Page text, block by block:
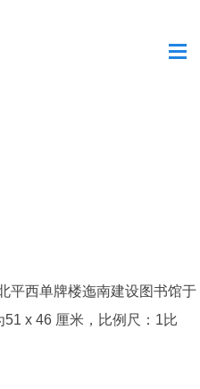
平西单牌楼迤南建设图书馆于
x 46 厘米，比例尺：1比